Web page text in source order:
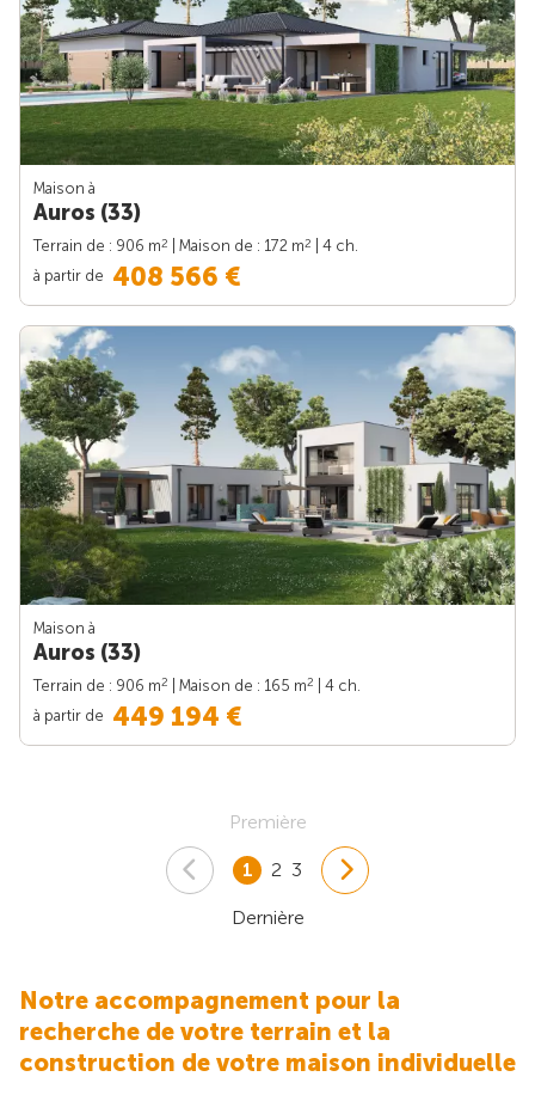
Maison à
Auros (33)
Terrain de : 906 m2 | Maison de : 172 m2
| 4 ch.
à partir de 408 566 €
Maison à
Auros (33)
Terrain de : 906 m2 | Maison de : 165 m2
| 4 ch.
à partir de 449 194 €
Première
1 2 3
Dernière
Notre accompagnement pour la
recherche de votre terrain et la
construction de votre maison individuelle